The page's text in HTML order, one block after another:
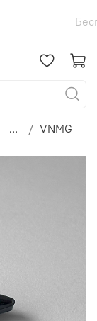
000р
... VNMG